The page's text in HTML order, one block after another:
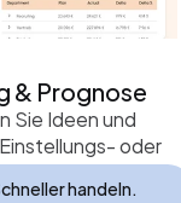
& Prognose
Sie Ideen und
oder
handeln.